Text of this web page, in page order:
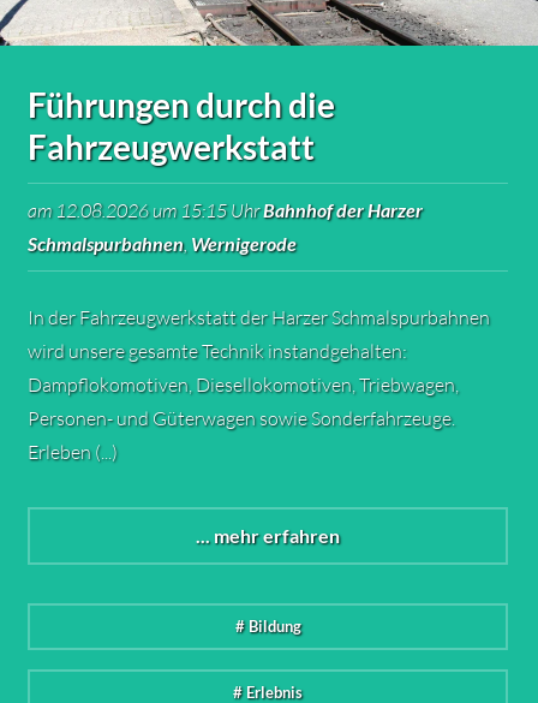
Führungen durch die
Fahrzeugwerkstatt
am 12.08.2026 um 15:15 UhrBahnhof der Harzer
Schmalspurbahnen, Wernigerode
In der Fahrzeugwerkstatt der Harzer Schmalspurbahnen
wird unsere gesamte Technik instandgehalten:
Dampflokomotiven, Diesellokomotiven, Triebwagen,
Personen- und Güterwagen sowie Sonderfahrzeuge.
Erleben (...)
... mehr erfahren
# Bildung
# Erlebnis